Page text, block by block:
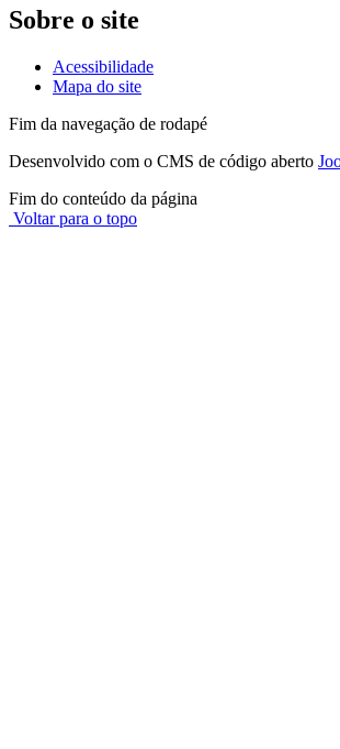
Sobre o site
Acessibilidade
Mapa do site
Fim da navegação de rodapé
Desenvolvido com o CMS de código aberto
Fim do conteúdo da página
Voltar para o topo